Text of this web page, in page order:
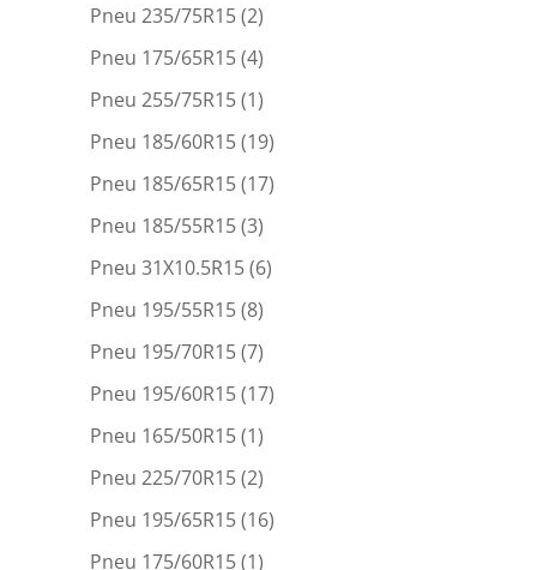
Pneu 235/75R15(2)
Pneu 175/65R15(4)
Pneu 255/75R15(1)
Pneu 185/60R15(19)
Pneu 185/65R15(17)
Pneu 185/55R15(3)
Pneu 31X10.5R15(6)
Pneu 195/55R15(8)
Pneu 195/70R15(7)
Pneu 195/60R15(17)
Pneu 165/50R15(1)
Pneu 225/70R15(2)
Pneu 195/65R15(16)
Pneu 175/60R15(1)